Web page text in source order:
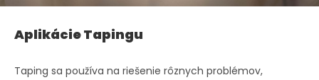
Aplikácie Tapingu
Taping sa používa na riešenie rôznych problémov,